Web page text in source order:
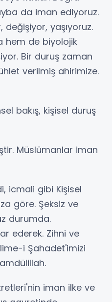
da iman ediyoruz.
yaşıyoruz.
hem de biyolojik
Bir duruş zaman
verilmiş ahirimize.
bakış, kişisel duruş
Müslümanlar iman
icmali gibi Kişisel
göre. Şeksiz ve
durumda.
ederek. Zihni ve
i Şahadet'imizi
iman ilke ve